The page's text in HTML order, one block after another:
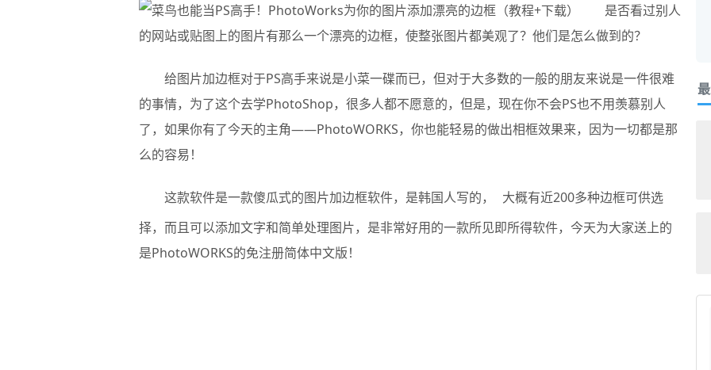
是否看过别人
的网站或贴图上的图片有那么一个漂亮的边框，使整张图片都美观了？他们是怎么做到的？
给图片加边框对于PS高手来说是小菜一碟而已，但对于大多数的一般的朋友来说是一件很难
的事情，为了这个去学PhotoShop，很多人都不愿意的，但是，现在你不会PS也不用羡慕别人
了，如果你有了今天的主角——PhotoWORKS，你也能轻易的做出相框效果来，因为一切都是那
么的容易！
这款软件是一款傻瓜式的图片加边框软件，是韩国人写的，
大概有近200多种边框可供选
择，而且可以添加文字和简单处理图片，是非常好用的一款所见即所得软件，今天为大家送上的
是PhotoWORKS的免注册简体中文版！